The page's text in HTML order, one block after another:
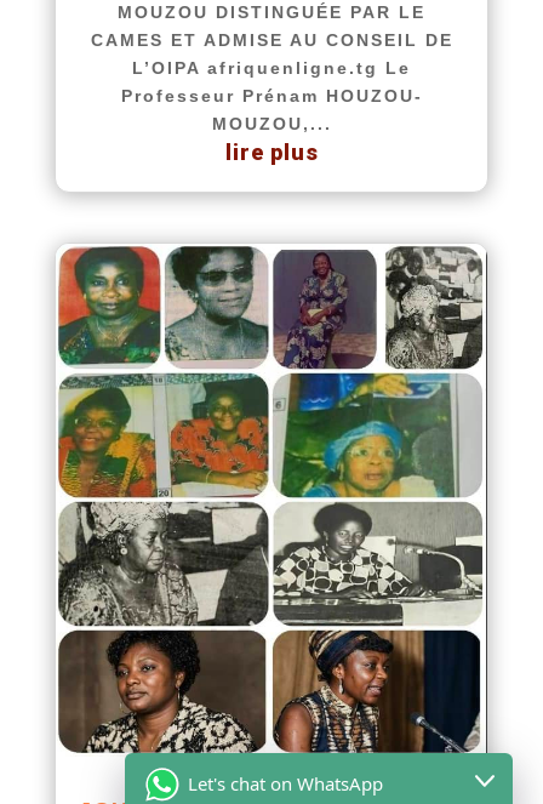
MOUZOU DISTINGUÉE PAR LE
CAMES ET ADMISE AU CONSEIL DE
L’OIPA afriquenligne.tg Le
Professeur Prénam HOUZOU-
MOUZOU,...
lire plus
Let's chat on WhatsApp